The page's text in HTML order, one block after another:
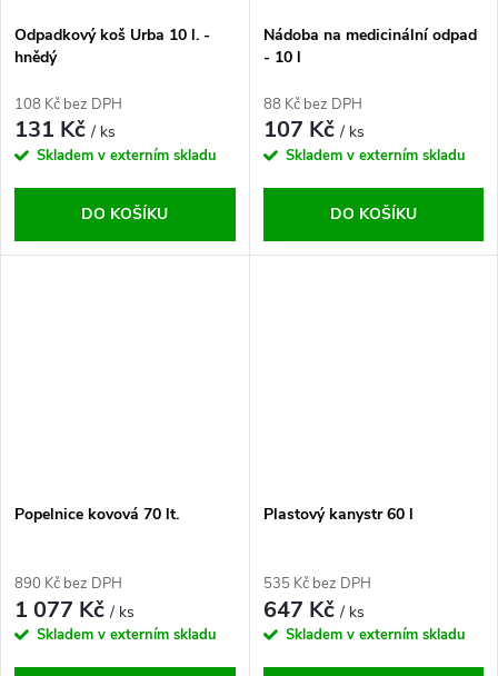
Odpadkový koš Urba 10 l. -
hnědý
108 Kč bez DPH
131 Kč/ ks
Skladem v externím skladu
DO KOŠÍKU
Nádoba na medicinální odpad
- 10 l
88 Kč bez DPH
107 Kč/ ks
Skladem v externím skladu
DO KOŠÍKU
Popelnice kovová 70 lt.
890 Kč bez DPH
1 077 Kč/ ks
Skladem v externím skladu
Plastový kanystr 60 l
535 Kč bez DPH
647 Kč/ ks
Skladem v externím skladu